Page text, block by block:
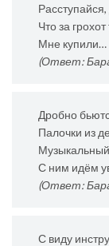
Что за грохот
Мне купили…
(Ответ:
Дробно
Палочки из
С ним идём
(Ответ:
С виду